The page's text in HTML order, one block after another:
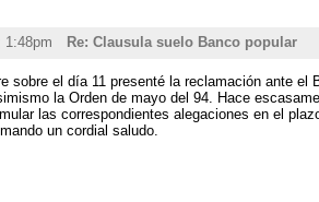
1:48pm Re: Clausula suelo Banco popular
sobre el día 11 presenté la reclamación ante
la Orden de mayo del 94. Hace
las correspondientes alegaciones en el
un cordial saludo.